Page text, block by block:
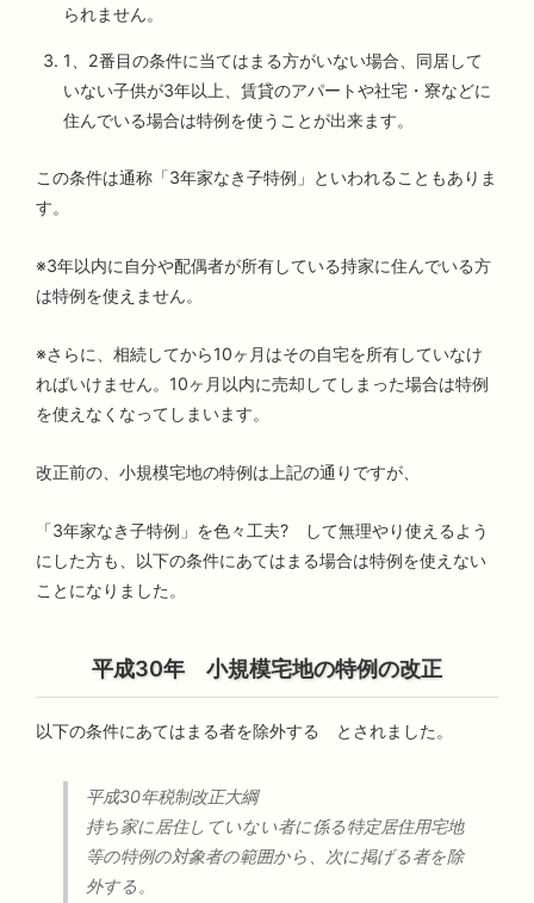
られません。
1、2番目の条件に当てはまる方がいない場合、同居して
いない子供が3年以上、賃貸のアパートや社宅・寮などに
住んでいる場合は特例を使うことが出来ます。
この条件は通称「3年家なき子特例」といわれることもありま
す。
※3年以内に自分や配偶者が所有している持家に住んでいる方
は特例を使えません。
※さらに、相続してから10ヶ月はその自宅を所有していなけ
ればいけません。10ヶ月以内に売却してしまった場合は特例
を使えなくなってしまいます。
改正前の、小規模宅地の特例は上記の通りですが、
「3年家なき子特例」を色々工夫? して無理やり使えるよう
にした方も、以下の条件にあてはまる場合は特例を使えない
ことになりました。
平成30年 小規模宅地の特例の改正
以下の条件にあてはまる者を除外する とされました。
平成30年税制改正大綱
持ち家に居住していない者に係る特定居住用宅地
等の特例の対象者の範囲から、次に掲げる者を除
外する。